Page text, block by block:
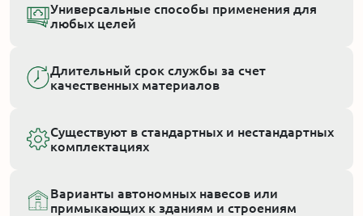
Универсальные способы применения для
любых целей
Длительный срок службы за счет
качественных материалов
Существуют в стандартных и нестандартных
комплектациях
Варианты автономных навесов или
примыкающих к зданиям и строениям